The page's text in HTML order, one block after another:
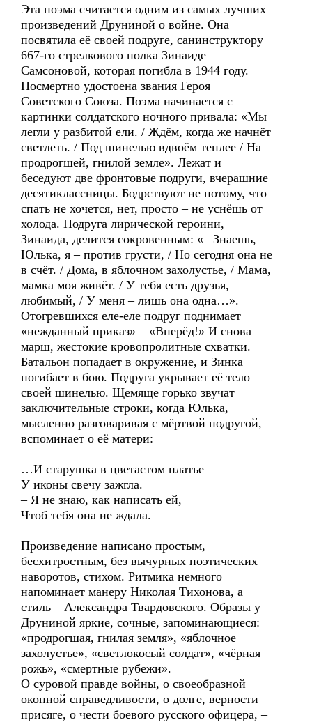
Эта поэма считается одним из самых лучших
произведений Друниной о войне. Она
посвятила её своей подруге, санинструктору
667-го стрелкового полка Зинаиде
Самсоновой, которая погибла в 1944 году.
Посмертно удостоена звания Героя
Советского Союза. Поэма начинается с
картинки солдатского ночного привала: «Мы
легли у разбитой ели. / Ждём, когда же начнёт
светлеть. / Под шинелью вдвоём теплее / На
продрогшей, гнилой земле». Лежат и
беседуют две фронтовые подруги, вчерашние
десятиклассницы. Бодрствуют не потому, что
спать не хочется, нет, просто – не уснёшь от
холода. Подруга лирической героини,
Зинаида, делится сокровенным: «– Знаешь,
Юлька, я – против грусти, / Но сегодня она не
в счёт. / Дома, в яблочном захолустье, / Мама,
мамка моя живёт. / У тебя есть друзья,
любимый, / У меня – лишь она одна…».
Отогревшихся еле-еле подруг поднимает
«нежданный приказ» – «Вперёд!» И снова –
марш, жестокие кровопролитные схватки.
Батальон попадает в окружение, и Зинка
погибает в бою. Подруга укрывает её тело
своей шинелью. Щемяще горько звучат
заключительные строки, когда Юлька,
мысленно разговаривая с мёртвой подругой,
вспоминает о её матери:
…И старушка в цветастом платье
У иконы свечу зажгла.
– Я не знаю, как написать ей,
Чтоб тебя она не ждала.
Произведение написано простым,
бесхитростным, без вычурных поэтических
наворотов, стихом. Ритмика немного
напоминает манеру Николая Тихонова, а
стиль – Александра Твардовского. Образы у
Друниной яркие, сочные, запоминающиеся:
«продрогшая, гнилая земля», «яблочное
захолустье», «светлокосый солдат», «чёрная
рожь», «смертные рубежи».
О суровой правде войны, о своеобразной
окопной справедливости, о долге, верности
присяге, о чести боевого русского офицера, –